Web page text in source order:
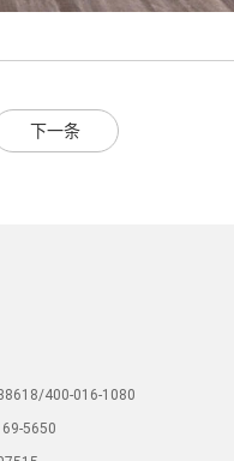
下一条
400-016-1080
5650